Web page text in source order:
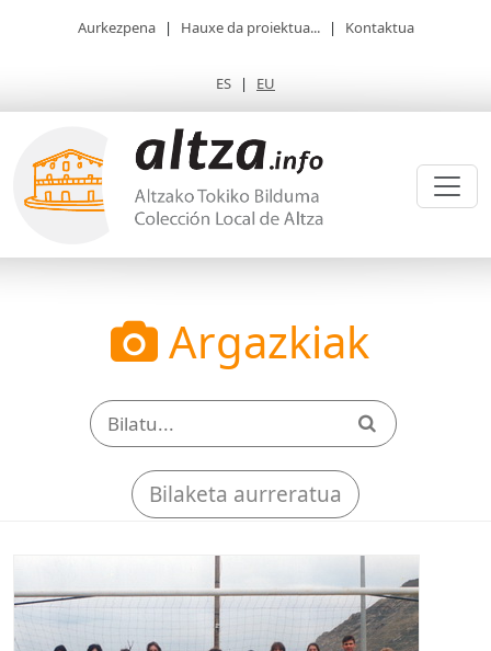
Aurkezpena | Hauxe da proiektua... | Kontaktua
ES | EU
Argazkiak
Bilaketa aurreratua